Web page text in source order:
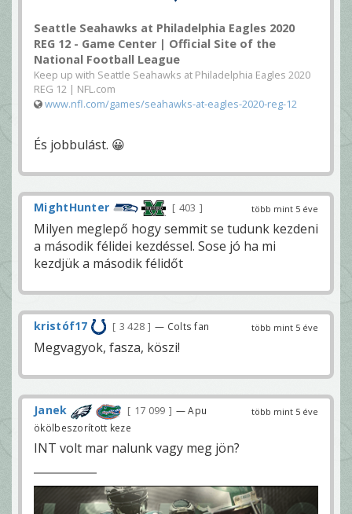
Seattle Seahawks at Philadelphia Eagles 2020
REG 12 - Game Center | Official Site of the
National Football League
Keep up with Seattle Seahawks at Philadelphia Eagles 2020
REG 12 | NFL.com
www.nfl.com/games/seahawks-at-eagles-2020-reg-12
És jobbulást. 😀
több mint 5 éve
MightHunter 403
Milyen meglepő hogy semmit se tudunk kezdeni
a második félidei kezdéssel. Sose jó ha mi
kezdjük a második félidőt
több mint 5 éve
kristóf17 3 428 — Colts fan
Megvagyok, fasza, köszi!
több mint 5 éve
Janek 17 099
— Apu
ökölbeszorított keze
INT volt mar nalunk vagy meg jön?